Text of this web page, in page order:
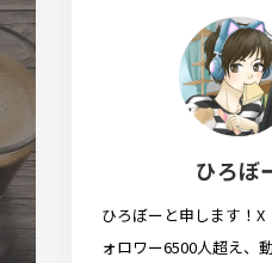
ひろぼ
ひろぼーと申します！
ォロワー6500人超え、